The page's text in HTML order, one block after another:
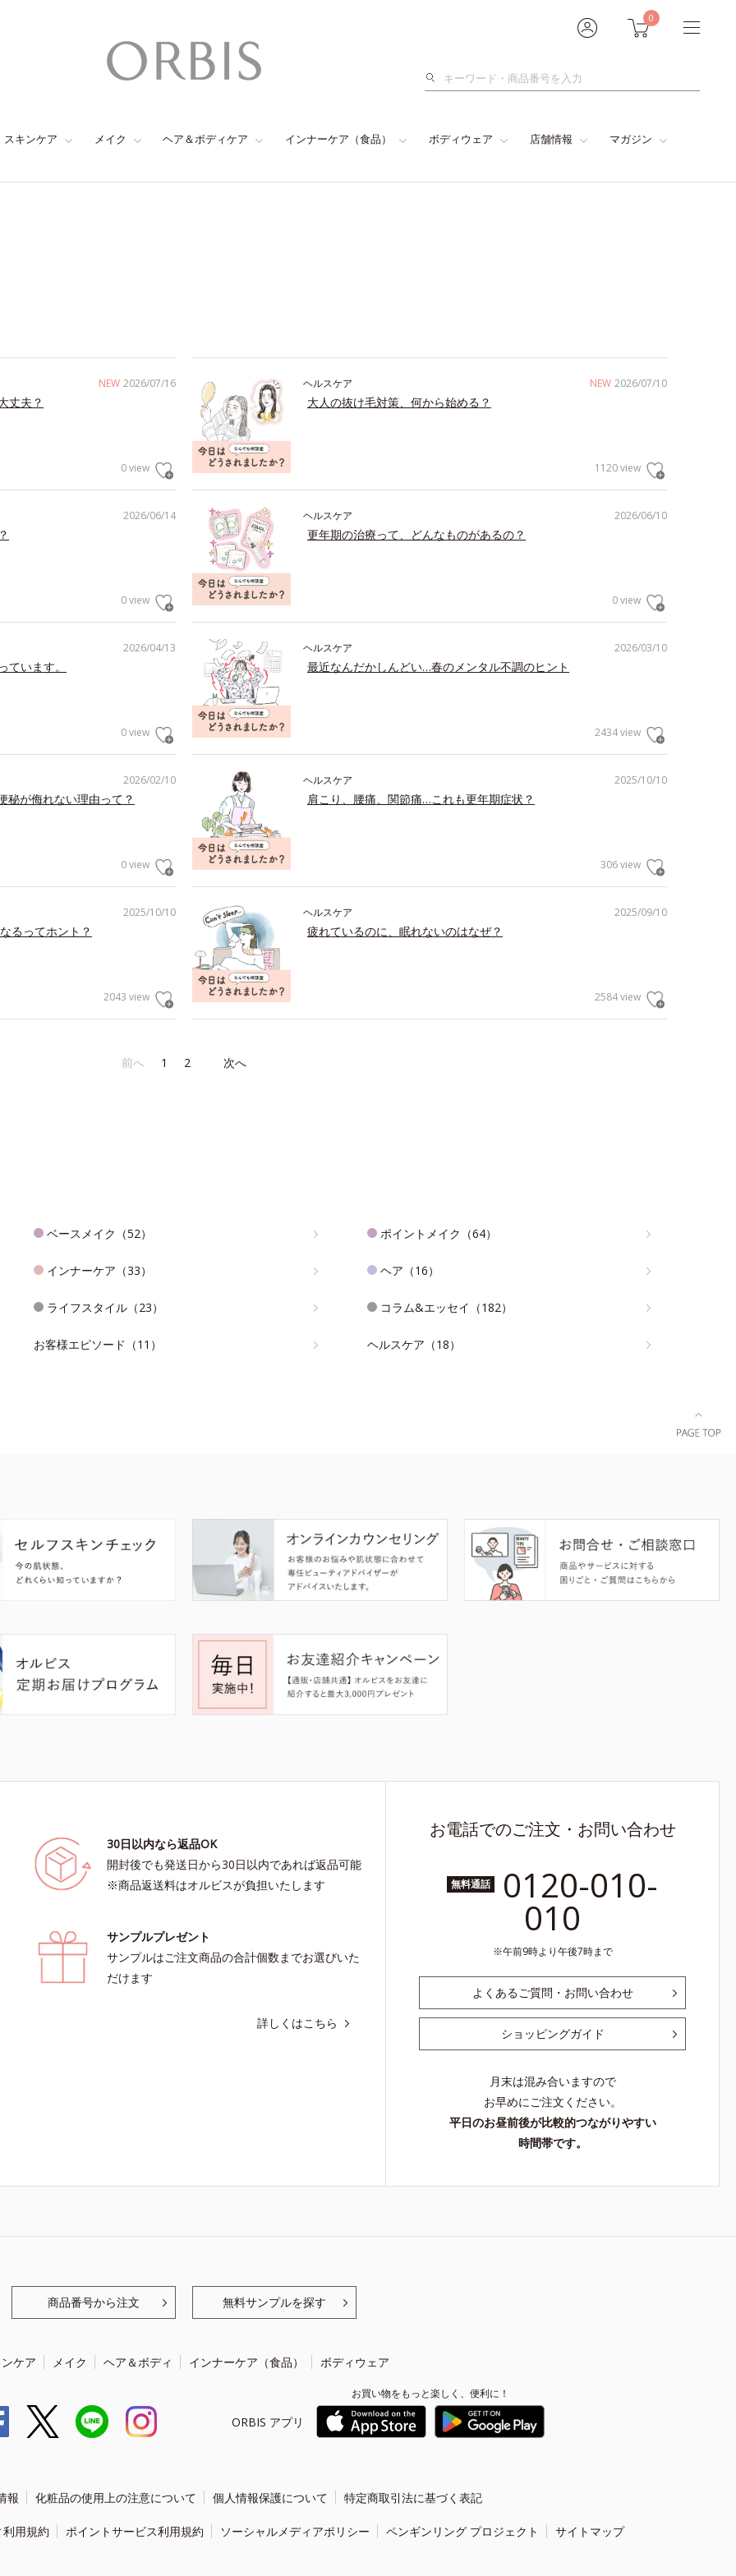
0
検
スキンケア メイク ヘア＆ボディケア インナーケア（食品） ボディウェア 店舗情報 マガジン
NEW 2026/07/16
丈夫？
0 view
NEW 2026/07/10
ヘルスケア
大人の抜け毛対策、何から始める？
1120 view
2026/06/14
0 view
2026/06/10
ヘルスケア
更年期の治療って、どんなものがあるの？
0 view
2026/04/13
います。
0 view
2026/03/10
ヘルスケア
最近なんだかしんどい…春のメンタル不調のヒント
2434 view
2026/02/10
秘が侮れない理由って？
0 view
2025/10/10
ヘルスケア
肩こり、腰痛、関節痛…これも更年期症状？
306 view
2025/10/10
るってホント？
2043 view
2025/09/10
ヘルスケア
疲れているのに、眠れないのはなぜ？
2584 view
前へ 1 2 次へ
ベースメイク（52） ポイントメイク（64）
インナーケア（33） ヘア（16）
ライフスタイル（23） コラム&エッセイ（182）
お客様エピソード（11） ヘルスケア（18）
30日以内なら返品OK
開封後でも発送日から30日以内であれば返品可能
※商品返送料はオルビスが負担いたします
サンプルプレゼント
サンプルはご注文商品の合計個数までお選びいた
だけます
詳しくはこちら
お電話でのご注文・お問い合わせ
無料通話 0120-010-
010
午前9時より午後7時まで
よくあるご質問・お問い合わせ
ショッピングガイド
月末は混み合いますので
お早めにご注文ください。
平日のお昼前後が比較的つながりやすい
時間帯です。
商品番号から注文 無料サンプルを探す
ケア メイク ヘア＆ボディ インナーケア（食品） ボディウェア
ORBIS アプリ
お買い物をもっと楽しく、便利に！
報 化粧品の使用上の注意について 個人情報保護について 特定商取引法に基づく表記
用規約 ポイントサービス利用規約 ソーシャルメディアポリシー ペンギンリング プロジェクト サイトマップ